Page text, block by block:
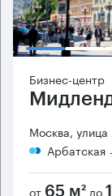
Бизнес-центр
Москва,
Арбатская
от 65 м² до